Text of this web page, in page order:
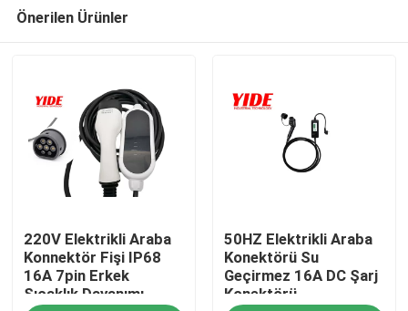
Önerilen Ürünler
220V Elektrikli Araba
Konnektör Fişi IP68
16A 7pin Erkek
Sıcaklık Dayanımı
50HZ Elektrikli Araba
Konektörü Su
Geçirmez 16A DC Şarj
Konektörü